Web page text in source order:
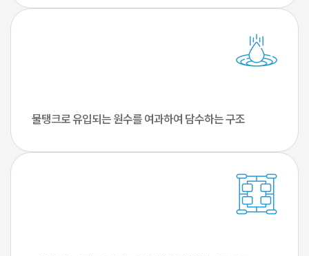
물탱크로 유입되는 원수를 여과하여 담수하는 구조